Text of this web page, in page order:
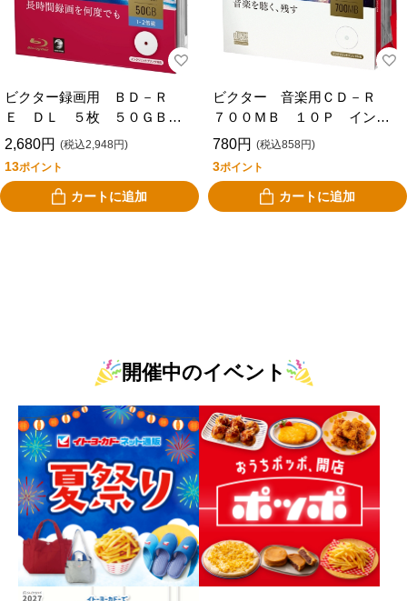
ビクター録画用 ＢＤ－Ｒ
Ｅ ＤＬ ５枚 ５０ＧＢ
ＶＢＥ２６０ＮＰ５Ｊ１
2,680円 (税込2,948円)
13ポイント
カートに追加
ビクター 音楽用ＣＤ－Ｒ
７００ＭＢ １０Ｐ インク
ジェットプリンター対応 Ａ
780円 (税込858円)
3ポイント
カートに追加
開催中のイベント